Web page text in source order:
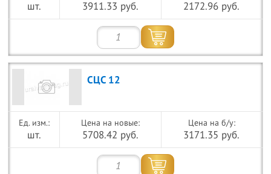
шт. 3911.33 руб. 2172.96 руб.
СЦС 12
шт.
Цена на новые:
5708.42 руб.
Цена на б/у:
3171.35 руб.